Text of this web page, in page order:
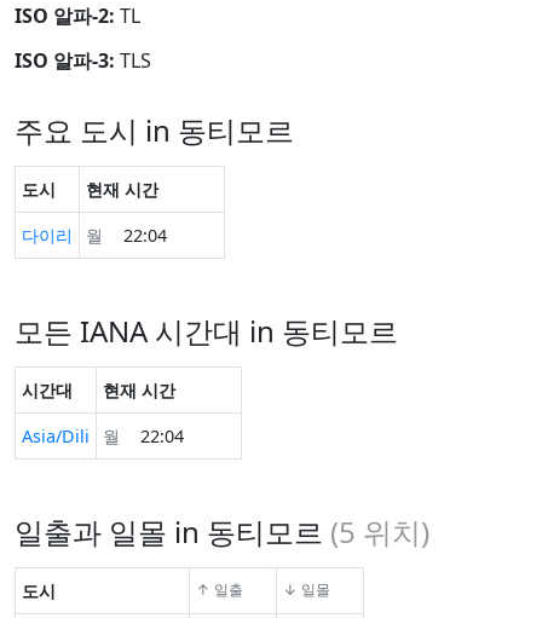
ISO 알파-2: TL
ISO 알파-3: TLS
주요 도시 in 동티모르
도시
현재 시간
다이리
월 22:05
모든 IANA 시간대 in 동티모르
시간대
현재 시간
Asia/Dili
월 22:05
일출과 일몰 in 동티모르 (5 위치)
도시 ↑ 일출 ↓ 일몰